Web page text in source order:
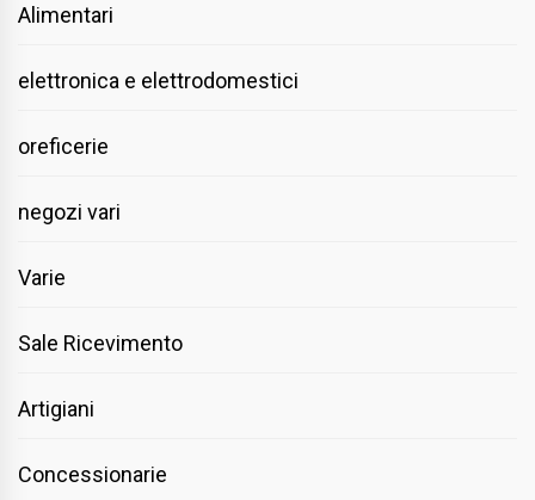
Alimentari
elettronica e elettrodomestici
oreficerie
negozi vari
Varie
Sale Ricevimento
Artigiani
Concessionarie